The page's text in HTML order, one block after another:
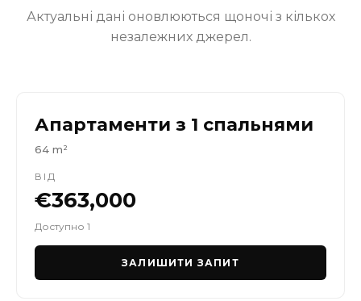
Актуальні дані оновлюються щоночі з кількох
незалежних джерел.
Апартаменти з 1 спальнями
64 m²
ВІД
€363,000
Доступно 1
ЗАЛИШИТИ ЗАПИТ